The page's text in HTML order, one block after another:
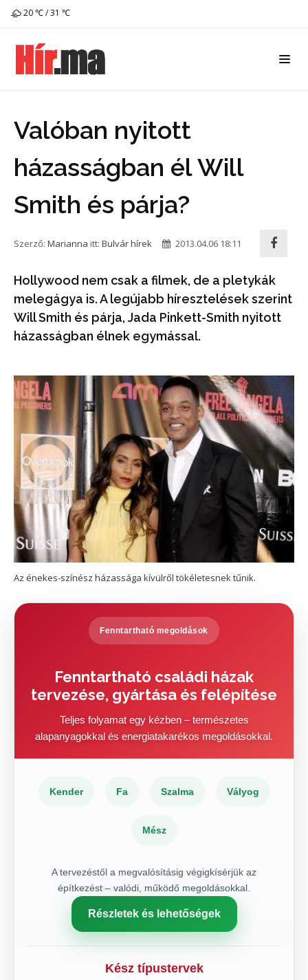
20 ℃ / 31 ℃
Valóban nyitott
házasságban él Will
Smith és párja?
Szerző: Marianna itt: Bulvár hírek 2013.04.06 18:11
Hollywood nem csak a filmek, de a pletykák
melegágya is. A legújabb híresztelések szerint
Will Smith és párja, Jada Pinkett-Smith nyitott
házasságban élnek egymással.
Az énekes-színész házassága kívülről tökéletesnek tűnik.
Fenntartható megoldások
Fenntartható családi házak
tervezése, gyártása és felépítése
Teljes folyamat egy kézben – természetes
alapanyagokkal és energiatakarékos megoldásokkal.
Kender Fa Szalma Vályog
Mész
A tervezéstől a megvalósításig végigkísérjük az
építkezést – valódi, működő megoldásokkal.
Részletek és lehetőségek
Kész típustervek